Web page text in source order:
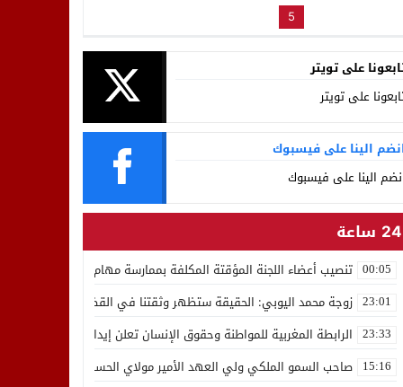
5
على تويتر
على تويتر
الينا على فيسبوك
الينا على فيسبوك
24 ساعة
00:05 تنصيب أعضاء اللجنة المؤقتة المكلفة بممارسة مهام المجلس الوطني
23:01 زوجة محمد اليوبي: الحقيقة ستظهر وثقتنا في القضاء ثابتة
23:33 الرابطة المغربية للمواطنة وحقوق الإنسان تعلن إيداع رئيسها
15:16 صاحب السمو الملكي ولي العهد الأمير مولاي الحسن يدشن “برج